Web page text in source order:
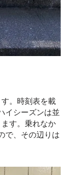
。時刻表を載
イシーズンは並
す。乗れなか
で、その辺りは